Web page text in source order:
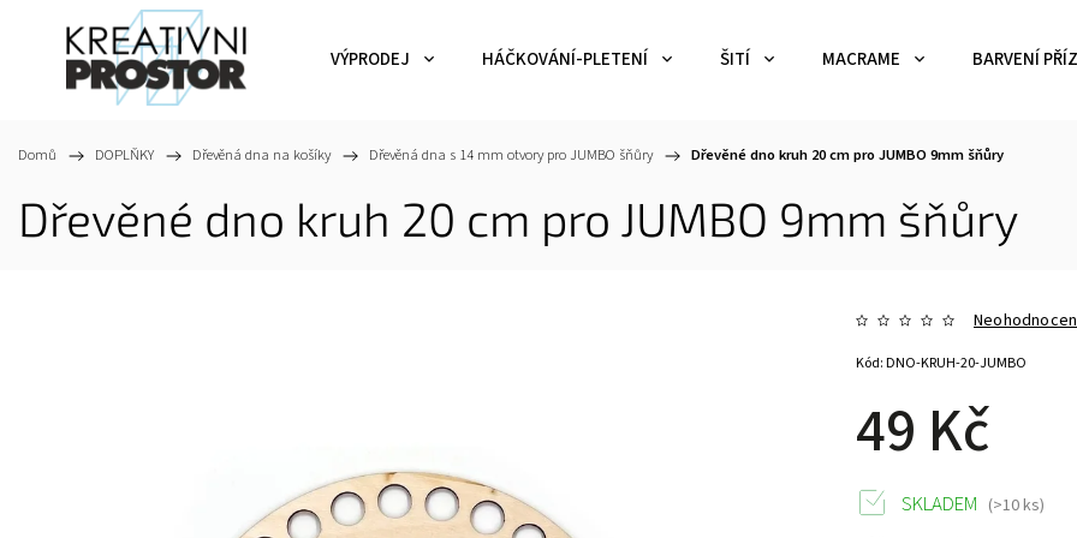
VÝPRODEJ HÁČKOVÁNÍ-PLETENÍ ŠITÍ MACRAME BARVENÍ
Domů / DOPLŇKY / Dřevěná dna na košíky / Dřevěná dna s 14 mm otvory pro JUMBO šňůry / Dřevěné dno kruh 20 cm pro JUMBO 9mm šňůry
Dřevěné dno kruh 20 cm pro JUMBO 9mm šňůry
49 Kč
Kód:DNO-KRUH-20-JUMBO
SKLADEM (>10 ks)